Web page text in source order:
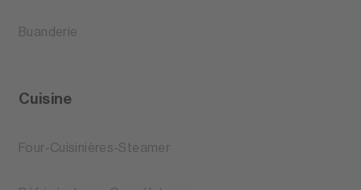
Buanderie
Cuisine
Four-Cuisinières-Steamer